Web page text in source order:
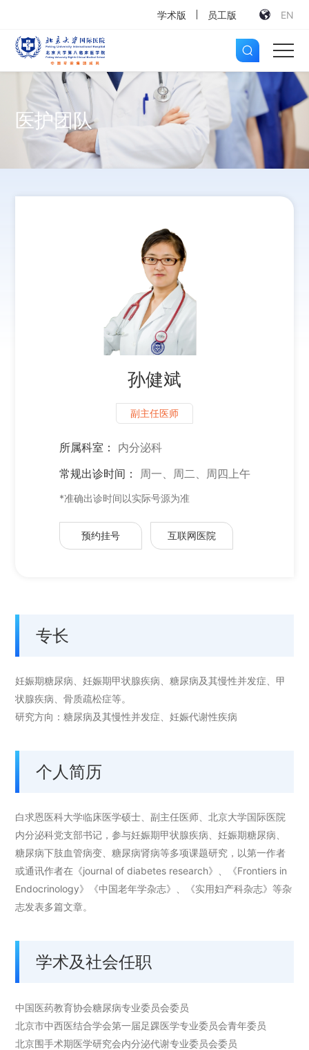
学术版 员工版 EN
医护团队
孙健斌
副主任医师
所属科室：
内分泌科
常规出诊时间：
周一、周二、周四上午
*准确出诊时间以实际号源为准
预约挂号 互联网医院
专长
妊娠期糖尿病、妊娠期甲状腺疾病、糖尿病及其慢性并发症、甲
状腺疾病、骨质疏松症等。
研究方向：糖尿病及其慢性并发症、妊娠代谢性疾病
个人简历
白求恩医科大学临床医学硕士、副主任医师、北京大学国际医院
内分泌科党支部书记，参与妊娠期甲状腺疾病、妊娠期糖尿病、
糖尿病下肢血管病变、糖尿病肾病等多项课题研究，以第一作者
或通讯作者在《journal of diabetes research》、《Frontiers in
Endocrinology》《中国老年学杂志》、《实用妇产科杂志》等杂
志发表多篇文章。
学术及社会任职
中国医药教育协会糖尿病专业委员会委员
北京市中西医结合学会第一届足踝医学专业委员会青年委员
北京围手术期医学研究会内分泌代谢专业委员会委员